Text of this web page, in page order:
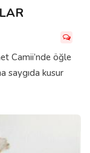
Camii’nde öğle
saygıda kusur